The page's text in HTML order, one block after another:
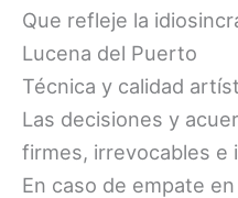
Que refleje la
Lucena del Puerto
Técnica y calidad
Las decisiones y
firmes, irrevocables e
En caso de empate